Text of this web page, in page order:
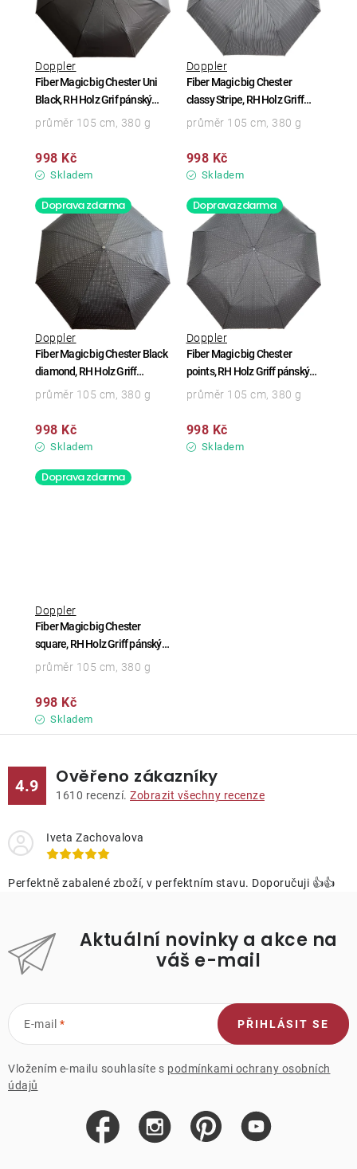
Fiber Magic big Chester Uni
Black, RH Holz Grif pánský
automatický deštník
Doppler
Skladem
998 Kč
průměr 105 cm, 380 g
Fiber Magic big Chester
classy Stripe, RH Holz Griff
pánský automatický deštník
Doppler
Skladem
998 Kč
průměr 105 cm, 380 g
Doprava zdarma
Fiber Magic big Chester Black
diamond, RH Holz Griff
pánský automatický deštník
Doppler
Skladem
998 Kč
průměr 105 cm, 380 g
Doprava zdarma
Fiber Magic big Chester
points, RH Holz Griff pánský
automatický deštník
Doppler
Skladem
998 Kč
průměr 105 cm, 380 g
Doprava zdarma
Fiber Magic big Chester
square, RH Holz Griff pánský
automatický deštník
Doppler
Skladem
998 Kč
průměr 105 cm, 380 g
4.9 Ověřeno zákazníky
1610 recenzí. Zobrazit všechny recenze
Iveta Zachovalova
Perfektně zabalené zboží, v perfektním stavu. Doporučuji 👍👍
Aktuální novinky a akce na
váš e-mail
E-mail
Vložením e-mailu souhlasíte s podmínkami ochrany osobních
údajů
PŘIHLÁSIT SE